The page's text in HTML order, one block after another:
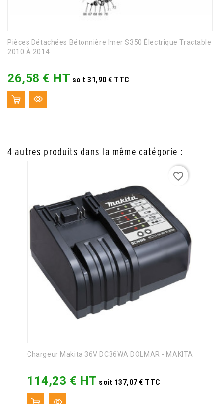
Pièces Détachées Bétonnière Imer S350 Électrique Tractable
2010 À 2014
26,58 € HT soit 31,90 € TTC
4 autres produits dans la même catégorie :
Chargeur Makita 36V DC36WA DOLMAR - MAKITA
114,23 € HT soit 137,07 € TTC
favorite_border